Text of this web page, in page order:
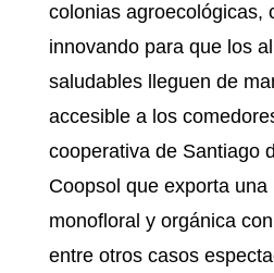
colonias agroecológicas,
innovando para que los
saludables lleguen de
accesible a los
cooperativa de Santiago
Coopsol que exporta una
monofloral y orgánica
entre otros casos